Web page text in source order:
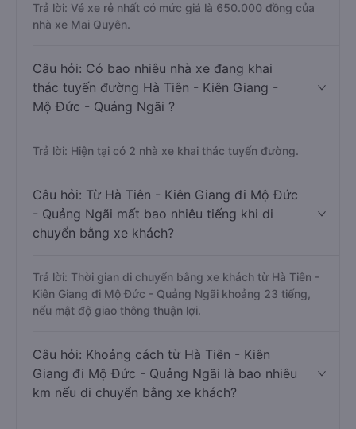
Trả lời: Vé xe rẻ nhất có mức giá là 650.000 đồng của
nhà xe Mai Quyên.
Câu hỏi: Có bao nhiêu nhà xe đang khai
thác tuyến đường Hà Tiên - Kiên Giang -
Mộ Đức - Quảng Ngãi ?
Trả lời: Hiện tại có 2 nhà xe khai thác tuyến đường.
Câu hỏi: Từ Hà Tiên - Kiên Giang đi Mộ Đức
- Quảng Ngãi mất bao nhiêu tiếng khi di
chuyển bằng xe khách?
Trả lời: Thời gian di chuyển bằng xe khách từ Hà Tiên -
Kiên Giang đi Mộ Đức - Quảng Ngãi khoảng 23 tiếng,
nếu mật độ giao thông thuận lợi.
Câu hỏi: Khoảng cách từ Hà Tiên - Kiên
Giang đi Mộ Đức - Quảng Ngãi là bao nhiêu
km nếu di chuyển bằng xe khách?